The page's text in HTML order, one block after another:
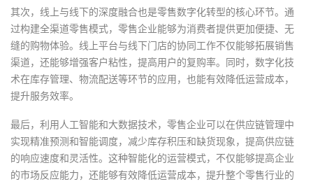
其次，线上与线下的深度融合也是零售数字化转型的核心环节。通
过构建全渠道零售模式，零售企业能够为消费者提供更加便捷、无
缝的购物体验。线上平台与线下门店的协同工作不仅能够拓展销售
渠道，还能够增强客户粘性，提高用户的复购率。同时，数字化技
术在库存管理、物流配送等环节的应用，也能有效降低运营成本，
提升服务效率。
最后，利用人工智能和大数据技术，零售企业可以在供应链管理中
实现精准预测和智能调度，减少库存积压和缺货现象，提高供应链
的响应速度和灵活性。这种智能化的运营模式，不仅能够提高企业
的市场反应能力，还能够有效降低运营成本，提升整个零售行业的